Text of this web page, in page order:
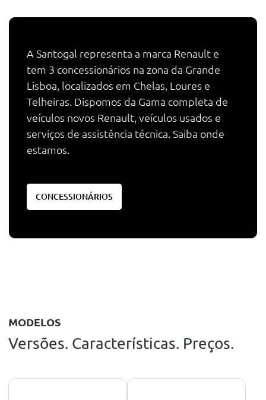
A Santogal representa a marca Renault e
tem 3 concessionários na zona da Grande
Lisboa, localizados em Chelas, Loures e
Telheiras. Dispomos da Gama completa de
veículos novos Renault, veículos usados e
serviços de assistência técnica. Saiba onde
estamos.
CONCESSIONÁRIOS
MODELOS
Versões. Características. Preços.